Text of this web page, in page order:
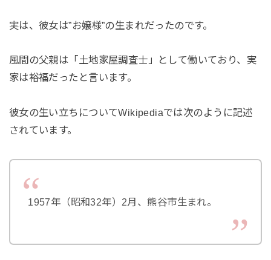
実は、彼女は”お嬢様”の生まれだったのです。
風間の父親は「土地家屋調査士」として働いており、実
家は裕福だったと言います。
彼女の生い立ちについてWikipediaでは次のように記述
されています。
1957年（昭和32年）2月、熊谷市生まれ。